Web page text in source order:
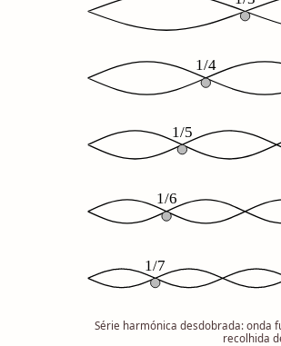
Série harmónica desdobrada: onda
recolhida